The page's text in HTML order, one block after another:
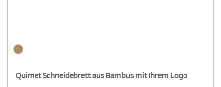
Quimet Schneidebrett aus Bambus mit Ihrem Logo